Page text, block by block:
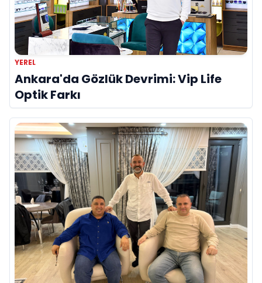
YEREL
Ankara'da Gözlük Devrimi: Vip Life
Optik Farkı